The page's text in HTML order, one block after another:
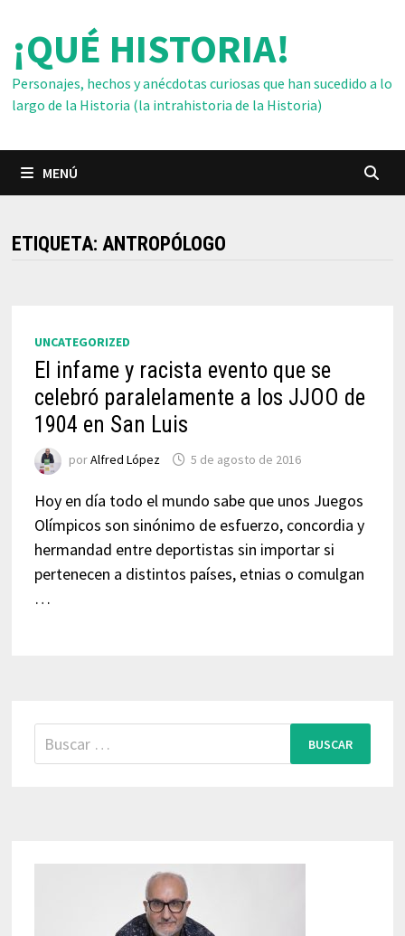
contenido
¡QUÉ HISTORIA!
Personajes, hechos y anécdotas curiosas que han sucedido a lo
largo de la Historia (la intrahistoria de la Historia)
MENÚ
ETIQUETA: ANTROPÓLOGO
UNCATEGORIZED
El infame y racista evento que se
celebró paralelamente a los JJOO de
1904 en San Luis
porAlfred López 5 de agosto de 2016
Hoy en día todo el mundo sabe que unos Juegos
Olímpicos son sinónimo de esfuerzo, concordia y
hermandad entre deportistas sin importar si
pertenecen a distintos países, etnias o comulgan
…
Buscar: